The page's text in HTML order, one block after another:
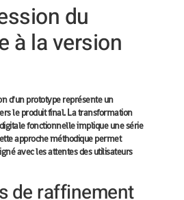
du
à la version
d'un prototype représente un
le produit final. La transformation
fonctionnelle implique une série
approche méthodique permet
avec les attentes des utilisateurs
de raffinement